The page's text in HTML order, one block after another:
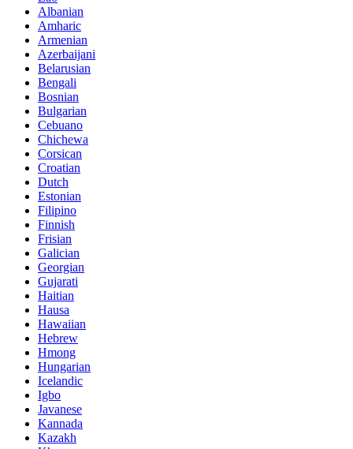
Albanian
Amharic
Armenian
Azerbaijani
Belarusian
Bengali
Bosnian
Bulgarian
Cebuano
Chichewa
Corsican
Croatian
Dutch
Estonian
Filipino
Finnish
Frisian
Galician
Georgian
Gujarati
Haitian
Hausa
Hawaiian
Hebrew
Hmong
Hungarian
Icelandic
Igbo
Javanese
Kannada
Kazakh